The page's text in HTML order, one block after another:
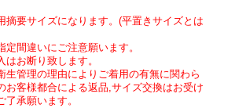
摘要サイズになります。(平置きサイズとは
定間違いにご注意願います。
はお断り致します。
生管理の理由によりご着用の有無に関わら
お客様都合による返品,サイズ交換はお受け
承願います。